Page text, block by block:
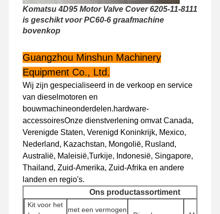
Fabriekstour Kwaliteitscont
Neem
Nieuws
Gevallen
Perkins Engine
Yanmar Motor
Kubota-motor
Motor van de Isuzu
Cummins -motor
Komatsu 4D95 Motor Valve Cover 6205-11-8111
is geschikt voor PC60-6 graafmachine
bovenkop
Guangzhou Minshun Machinery
Equipment Co., Ltd.
Wij zijn gespecialiseerd in de verkoop en service
van dieselmotoren en
bouwmachineonderdelen.hardware-
accessoiresOnze dienstverlening omvat Canada,
Verenigde Staten, Verenigd Koninkrijk, Mexico,
Nederland, Kazachstan, Mongolië, Rusland,
Australië, Maleisië,Turkije, Indonesië, Singapore,
Thailand, Zuid-Amerika, Zuid-Afrika en andere
landen en regio's.
Ons productassortiment
Kit voor het
met een vermogen